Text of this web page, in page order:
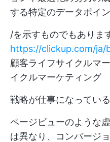
する特定のデータポイ
/を示すものでもありま
https://clickup.com/ja/
顧客ライフサイクルマ
イクルマーケティング
戦略が仕事になっている
ページビューのような
は異なり、コンバージ